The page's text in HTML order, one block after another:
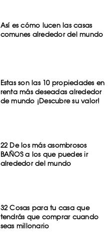
Así es cómo lucen las casas
comunes alrededor del mundo
Estas son las 10 propiedades en
renta más deseadas alrededor
de mundo ¡Descubre su valor!
22 De los más asombrosos
BAÑOS a los que puedes ir
alrededor del mundo
32 Cosas para tu casa que
tendrás que comprar cuando
seas millonario